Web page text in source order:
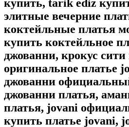
купить, tarik ediz
элитные вечерние
коктейльные платья
купить коктейльное
джованни, крокус
оригинальное платье
джованни
джованни платья,
платья, jovani
купить платье jovani,